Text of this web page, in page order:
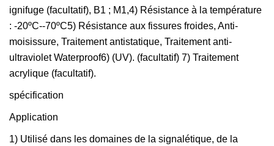
ignifuge (facultatif), B1 ; M1,4) Résistance à la température
: -20ºC--70ºC5) Résistance aux fissures froides, Anti-
moisissure, Traitement antistatique, Traitement anti-
ultraviolet Waterproof6) (UV). (facultatif) 7) Traitement
acrylique (facultatif).
spécification
Application
1) Utilisé dans les domaines de la signalétique, de la